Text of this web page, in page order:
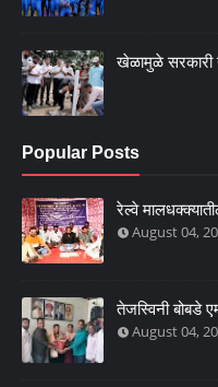
खेळामुळे सरकारी
Popular Posts
रेल्वे
August 04,
तेजस्विनी बोबडे
August 04,